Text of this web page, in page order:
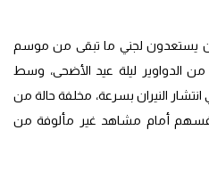
يستعدون لجني ما تبقى من موسم
الدواوير ليلة عيد الأضحى، وسط
النيران بسرعة، مخلفة حالة من
أمام مشاهد غير مألوفة من